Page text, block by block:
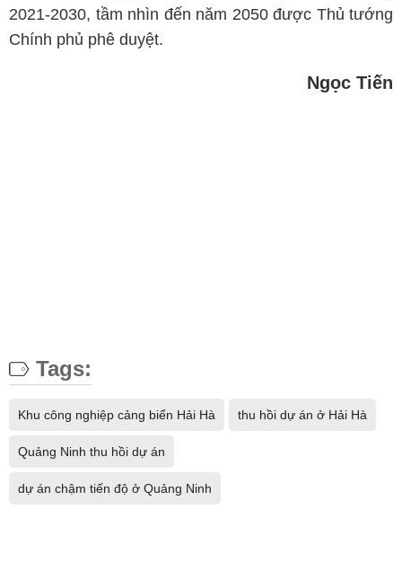
2021-2030, tầm nhìn đến năm 2050 được Thủ tướng
Chính phủ phê duyệt.
Ngọc Tiến
Tags:
Khu công nghiệp cảng biển Hải Hà thu hồi dự án ở Hải Hà
Quảng Ninh thu hồi dự án
dự án chậm tiến độ ở Quảng Ninh